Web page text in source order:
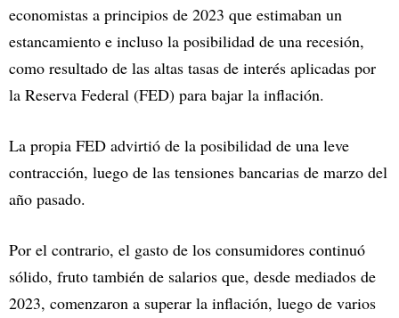
economistas a principios de 2023 que estimaban un
estancamiento e incluso la posibilidad de una recesión,
como resultado de las altas tasas de interés aplicadas por
la Reserva Federal (FED) para bajar la inflación.
La propia FED advirtió de la posibilidad de una leve
contracción, luego de las tensiones bancarias de marzo del
año pasado.
Por el contrario, el gasto de los consumidores continuó
sólido, fruto también de salarios que, desde mediados de
2023, comenzaron a superar la inflación, luego de varios